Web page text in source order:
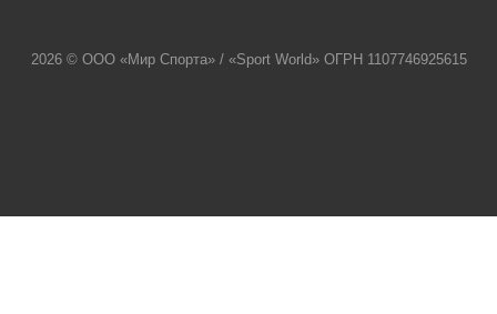
2026 © ООО «Мир Спорта» / «Sport World» ОГРН 1107746925615